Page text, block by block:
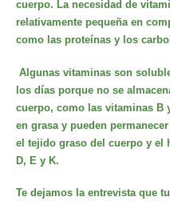
cuerpo. La necesidad de
relativamente pequeña en
como las proteínas y los
Algunas vitaminas son
los días porque no se
cuerpo, como las vitaminas B
en grasa y pueden
el tejido graso del cuerpo y el
D, E y K.
Te dejamos la entrevista que